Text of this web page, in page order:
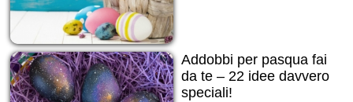
Addobbi per pasqua fai
da te – 22 idee davvero
speciali!